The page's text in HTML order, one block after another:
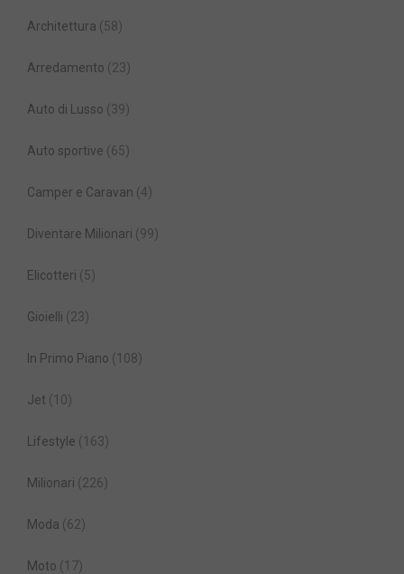
Architettura (58)
Arredamento (23)
Auto di Lusso (39)
Auto sportive (65)
Camper e Caravan (4)
Diventare Milionari (99)
Elicotteri (5)
Gioielli (23)
In Primo Piano (108)
Jet (10)
Lifestyle (163)
Milionari (226)
Moda (62)
Moto (17)